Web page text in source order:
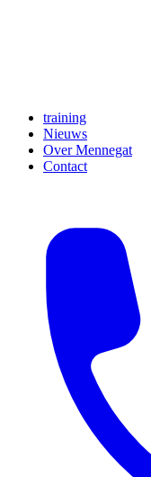
training
Nieuws
Over Mennegat
Contact